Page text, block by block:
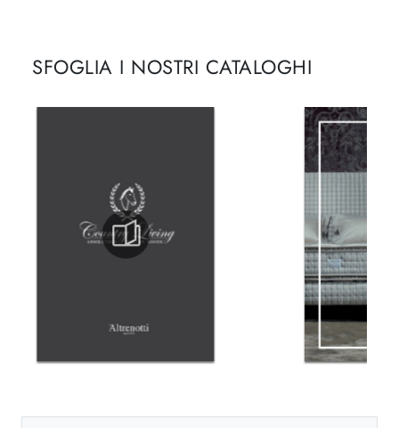
SFOGLIA I NOSTRI CATALOGHI